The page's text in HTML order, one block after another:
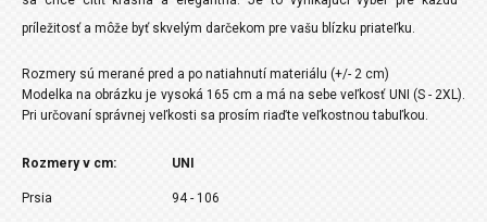
príležitosť a môže byť skvelým darčekom pre vašu blízku priateľku.
Rozmery sú merané pred a po natiahnutí materiálu (+/- 2 cm)
Modelka na obrázku je vysoká 165 cm a má na sebe veľkosť UNI (S - 2XL).
Pri určovaní správnej veľkosti sa prosím riaďte veľkostnou tabuľkou.
Rozmery v cm: UNI
Prsia 94 - 106